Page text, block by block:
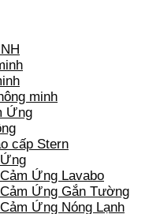
minh
Ứng
cấp Stern
Ứng Lavabo
Ứng Gắn Tường
Ứng Nóng Lạnh